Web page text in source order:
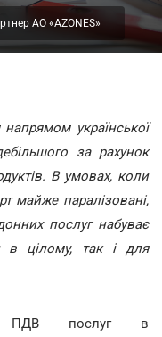
АО «AZONES»
української
за рахунок
В умовах, коли
майже паралізовані,
послуг набуває
в цілому, так і для
ПДВ послуг в